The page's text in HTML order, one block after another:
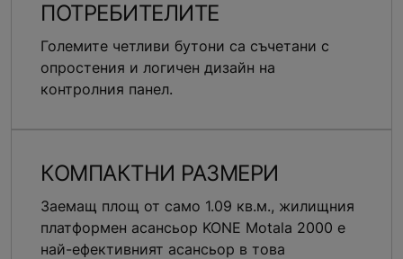
ПОТРЕБИТЕЛИТЕ
Големите четливи бутони са съчетани с
опростения и логичен дизайн на
контролния панел.
КОМПАКТНИ РАЗМЕРИ
Заемащ площ от само 1.09 кв.м., жилищния
платформен асансьор KONE Motala 2000 е
най-ефективният асансьор в това